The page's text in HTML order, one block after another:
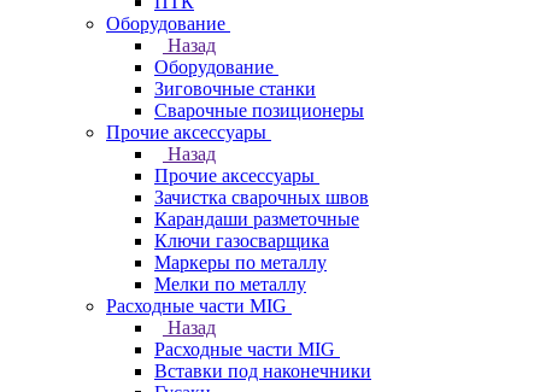
Оборудование
Назад
Оборудование
Зиговочные станки
Сварочные позиционеры
Прочие аксессуары
Назад
Прочие аксессуары
Зачистка сварочных швов
Карандаши разметочные
Ключи газосварщика
Маркеры по металлу
Мелки по металлу
Расходные части MIG
Назад
Расходные части MIG
Вставки под наконечники